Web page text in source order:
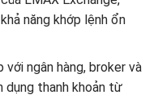
năng khớp lệnh ổn
với ngân hàng, broker và
dụng thanh khoản từ